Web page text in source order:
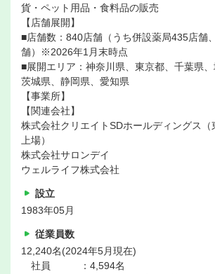
貨・ペット用品・食料品の販売
【店舗展開】
■店舗数：840店舗（うち併設薬局435店舗
舗）※2026年1月末時点
■展開エリア：神奈川県、東京都、千葉県、
茨城県、静岡県、愛知県
【事業所】
【関連会社】
株式会社クリエイトSDホールディングス
上場）
株式会社サロンデイ
ウェルライフ株式会社
設立
1983年05月
従業員数
12,240名(2024年5月現在)
社員 ：4,594名